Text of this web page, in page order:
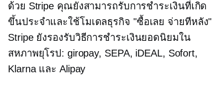
ด้วย Stripe คุณยังสามารถรับการชำระเงินที่เกิด
ขึ้นประจำและใช้โมเดลธุรกิจ "ซื้อเลย จ่ายทีหลัง"
Stripe ยังรองรับวิธีการชำระเงินยอดนิยมใน
สหภาพยุโรป: giropay, SEPA, iDEAL, Sofort,
Klarna และ Alipay